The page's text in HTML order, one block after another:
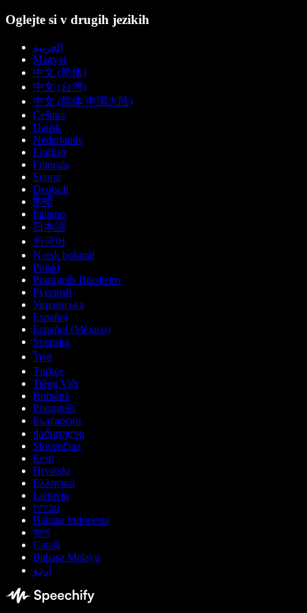
Oglejte si v drugih jezikih
العربية
Magyar
中文 (简体)
中文 (台灣)
中文 (简体 中国大陆)
Čeština
Dansk
Nederlands
English
Français
Suomi
Deutsch
हिन्दी
Italiano
日本語
한국어
Norsk bokmål
Polski
Português Brasileiro
Русский
Українська
Español
Español (México)
Svenska
ไทย
Türkçe
Tiếng Việt
Română
Português
Български
ქართული
Slovenčina
Eesti
Hrvatski
Ελληνικά
Lietuvių
עברית
Bahasa Indonesia
বাংলা
Català
Bahasa Melayu
اردو